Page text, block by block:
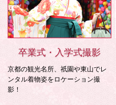
卒業式・入学式撮影
京都の観光名所、祇園や東山でレ
ンタル着物姿をロケーション撮
影！